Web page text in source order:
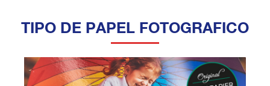
TIPO DE PAPEL FOTOGRAFICO